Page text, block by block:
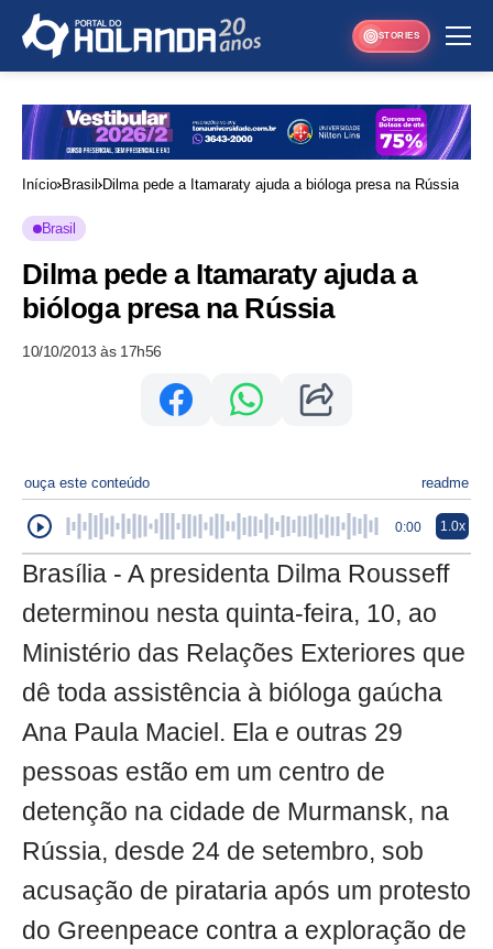
STORIES
Início Brasil Dilma pede a Itamaraty ajuda a bióloga presa na Rússia
Brasil
Dilma pede a Itamaraty ajuda a
bióloga presa na Rússia
10/10/2013 às 17h56
ouça este conteúdo readme
0:00 1.0x
Brasília - A presidenta Dilma Rousseff
determinou nesta quinta-feira, 10, ao
Ministério das Relações Exteriores que
dê toda assistência à bióloga gaúcha
Ana Paula Maciel. Ela e outras 29
pessoas estão em um centro de
detenção na cidade de Murmansk, na
Rússia, desde 24 de setembro, sob
acusação de pirataria após um protesto
do Greenpeace contra a exploração de